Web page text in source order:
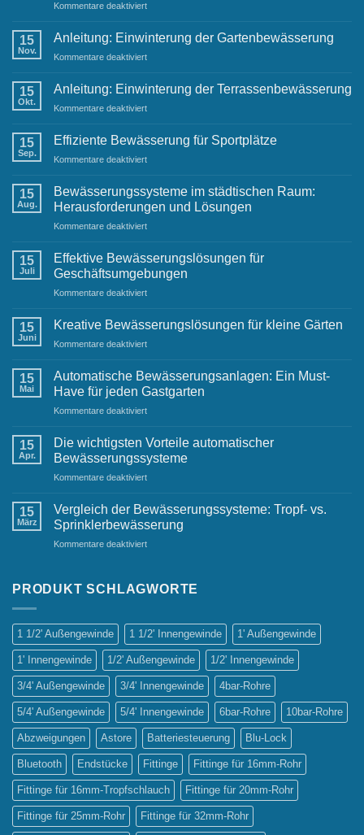
Kommentare deaktiviertfür
Grüße
Neujahrswünsche
Ihrem
15
Nov.
Anleitung: Einwinterung der Gartenbewässerung
Kommentare deaktiviertfür
Einwinterung
Gartenbewässerung
15
Okt.
Anleitung: Einwinterung der Terrassenbewässerung
Kommentare deaktiviertfür
Einwinterung
Terrassenbewässerung
15
Sep.
Effiziente Bewässerung für Sportplätze
Kommentare deaktiviertfür
Bewässerung
für
Sportplätze
15
Aug.
Bewässerungssysteme im städtischen Raum:
Herausforderungen und Lösungen
Kommentare deaktiviertfür
städtischen
Raum:
Herausforderungen
Lösungen
15
Juli
Effektive Bewässerungslösungen für
Geschäftsumgebungen
Kommentare deaktiviertfür
Bewässerungslösungen
Geschäftsumgebungen
15
Juni
Kreative Bewässerungslösungen für kleine Gärten
Kommentare deaktiviertfür
Bewässerungslösungen
für
kleine
Gärten
15
Mai
Automatische Bewässerungsanlagen: Ein Must-
Have für jeden Gastgarten
Kommentare deaktiviertfür
Bewässerungsanlagen:
Must-
Have
jeden
Gastgarten
15
Apr.
Die wichtigsten Vorteile automatischer
Bewässerungssysteme
Kommentare deaktiviertfür
wichtigsten
automatischer
Bewässerungssysteme
15
März
Vergleich der Bewässerungssysteme: Tropf- vs.
Sprinklerbewässerung
Kommentare deaktiviertfür
Bewässerungssysteme:
Sprinklerbewässerung
PRODUKT SCHLAGWORTE
1 1/2' Außengewinde 1 1/2' Innengewinde 1' Außengewinde
1' Innengewinde 1/2' Außengewinde 1/2' Innengewinde
3/4' Außengewinde 3/4' Innengewinde 4bar-Rohre
5/4' Außengewinde 5/4' Innengewinde 6bar-Rohre 10bar-Rohre
Abzweigungen Astore Batteriesteuerung Blu-Lock
Bluetooth Endstücke Fittinge Fittinge für 16mm-Rohr
Fittinge für 16mm-Tropfschlauch Fittinge für 20mm-Rohr
Fittinge für 25mm-Rohr Fittinge für 32mm-Rohr